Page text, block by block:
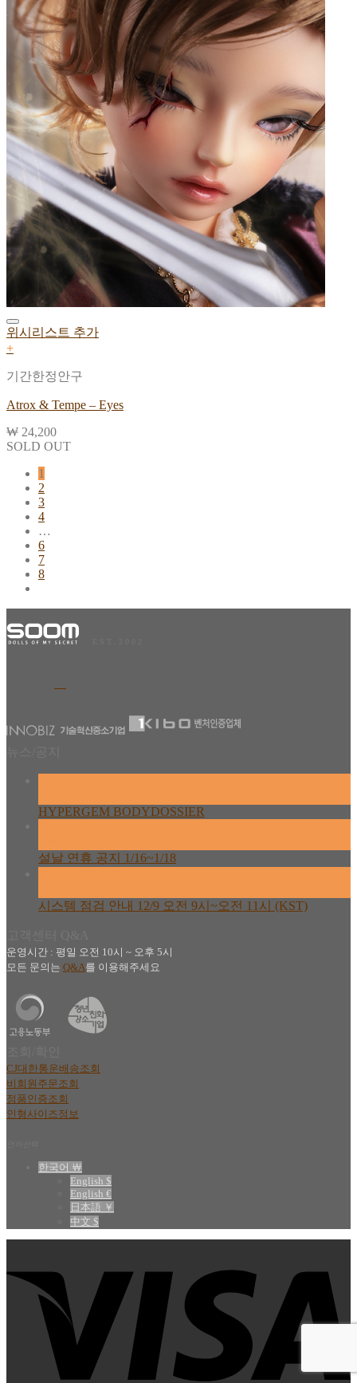
위시리스트 추가
+
기간한정안구
Atrox & Tempe – Eyes
₩ 24,200
SOLD OUT
1
2
3
4
…
6
7
8
HYPERGEM BODYDOSSIER
설날 연휴 공지 1/16~1/18
시스템 점검 안내 12/9 오전 9시~오전 11시 (KST)
운영시간 : 평일 오전 10시 ~ 오후 5시
모든 문의는 Q&A를 이용해주세요
CJ대한통운배송조회
비회원주문조회
정품인증조회
인형사이즈정보
한국어 ￦
English $
English €
日本語 ￥
中文 $